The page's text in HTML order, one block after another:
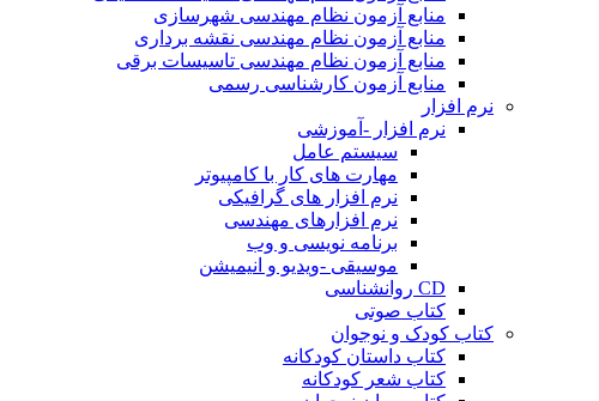
منابع آزمون نظام مهندسی شهرسازی
منابع آزمون نظام مهندسی نقشه برداری
منابع آزمون نظام مهندسی تاسیسات برقی
منابع آزمون کارشناسی رسمی
نرم افزار
نرم افزار -آموزشی
سیستم عامل
مهارت های کار با کامپیوتر
نرم افزار های گرافیکی
نرم افزارهای مهندسی
برنامه نویسی و وب
موسیقی -ویدیو و انیمیشن
CD روانشناسی
کتاب صوتی
کتاب کودک و نوجوان
کتاب داستان کودکانه
کتاب شعر کودکانه